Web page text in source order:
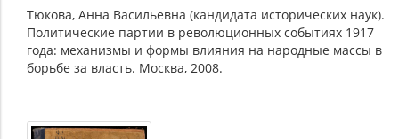
Тюкова, Анна Васильевна (кандидата исторических наук).
Политические партии в революционных событиях 1917
года: механизмы и формы влияния на народные массы в
борьбе за власть. Москва, 2008.